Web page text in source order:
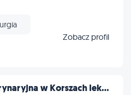
Zobacz profil
w Korszach lek...